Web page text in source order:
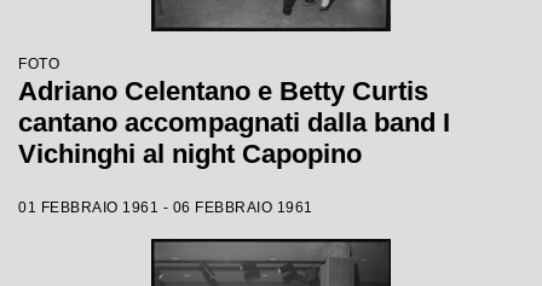
FOTO
Adriano Celentano e Betty Curtis
cantano accompagnati dalla band I
Vichinghi al night Capopino
01 FEBBRAIO 1961 - 06 FEBBRAIO 1961